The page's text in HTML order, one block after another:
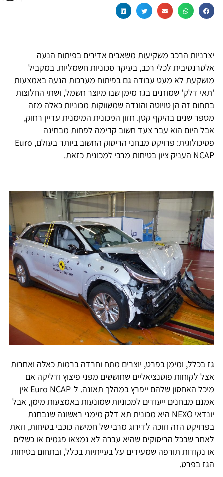
יצרניות הרכב משקיעות משאבים אדירים בפיתוח הנעה
אלטרנטיבית לכלי רכב, בעיקר מכוניות חשמליות. במקביל
מושקעת לא מעט עבודה גם בפיתוח מערכות הנעה באמצעות
'תאי דלק' שמוזנים בגז מימן שבו מיוצר חשמל, ושתי החלוצות
בתחום זה הן טויוטה והונדה שמשווקות מכוניות כאלה מזה
מספר שנים בהיקף קטן. חזון המכונית המימנית עדיין רחוק,
אבל היום הוא עבר צעד חשוב קדימה לפחות מבחינה
פסיכולוגית: פרויקט מבחני הריסוק החשוב ביותר בעולם, Euro
NCAP העניק ציון בטיחות מרבי למכונית כזאת.
גז בכלל, ומימן בפרט, יוצרים מתח וחרדה ברמות כאלה ואחרות
אצל לקוחות פוטנציאליים שחוששים מפני פיצוץ ודליקה אם
מיכל האחסון שלהם ייפרץ במהלך תאונה. ל-Euro NCAP אין
אמנם מבחנים ייעודים למכוניות שמונעות באמצעות מימן, אבל
יונדאי NEXO היא מכונית תא דלק מימני ראשונה שנבחנת
בפרויקט הזה וזוכה לדירוג מרבי של חמישה כוכבי בטיחות, וזאת
לאחר שבכל הריסוקים שהיא עברה לא נמצאו פגמים או כשלים
או נקודות תורפה שמעידים על בעייתיות בכלל, ובתחום בטיחות
הגז בפרט.